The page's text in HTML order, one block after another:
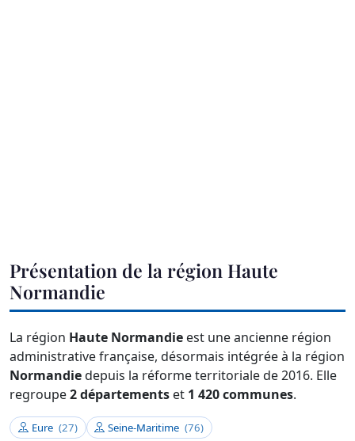
Présentation de la région Haute
Normandie
La région Haute Normandie est une ancienne région
administrative française, désormais intégrée à la région
Normandiedepuis la réforme territoriale de 2016. Elle
regroupe2 départements et 1 420 communes.
Eure (27) Seine-Maritime (76)